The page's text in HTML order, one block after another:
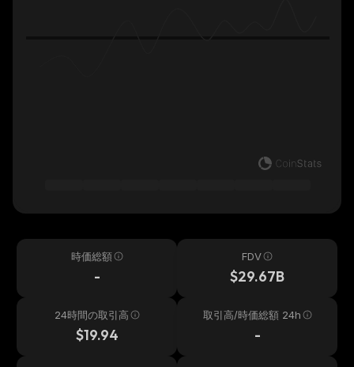
時価総額
-
FDV
$29.67B
24時間の取引高
$19.94
取引高/時価総額 24h
-